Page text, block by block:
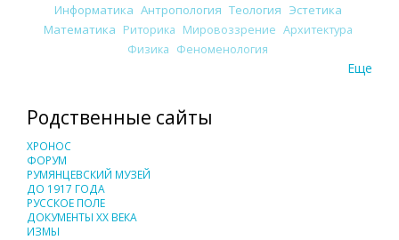
Информатика Антропология Теология Эстетика
Математика Риторика Мировоззрение Архитектура
Физика Феноменология
Еще
Родственные сайты
ХРОНОС
ФОРУМ
РУМЯНЦЕВСКИЙ МУЗЕЙ
ДО 1917 ГОДА
РУССКОЕ ПОЛЕ
ДОКУМЕНТЫ XX ВЕКА
ИЗМЫ